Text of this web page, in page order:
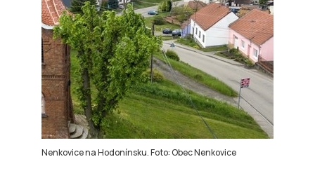
Nenkovice na Hodonínsku. Foto: Obec Nenkovice